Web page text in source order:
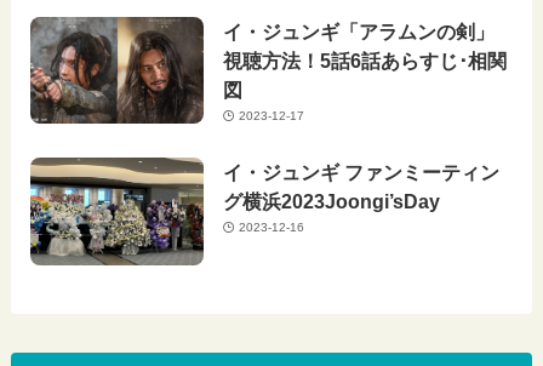
イ・ジュンギ「アラムンの剣」
視聴方法！5話6話あらすじ･相関
図
2023-12-17
イ・ジュンギ ファンミーティン
グ横浜2023Joongi’sDay
2023-12-16